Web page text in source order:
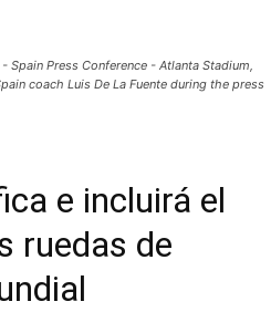
Spain Press Conference - Atlanta Stadium,
coach Luis De La Fuente during the press
e incluirá el
ruedas de